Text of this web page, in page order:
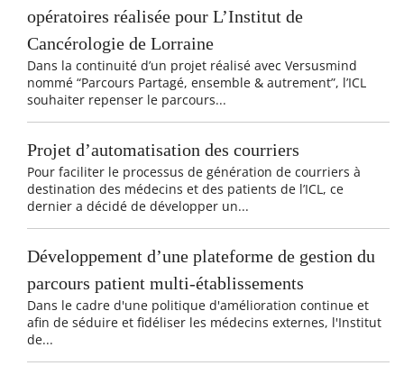
opératoires réalisée pour L’Institut de
Cancérologie de Lorraine
Dans la continuité d’un projet réalisé avec Versusmind
nommé “Parcours Partagé, ensemble & autrement”, l’ICL
souhaiter repenser le parcours...
Projet d’automatisation des courriers
Pour faciliter le processus de génération de courriers à
destination des médecins et des patients de l’ICL, ce
dernier a décidé de développer un...
Développement d’une plateforme de gestion du
parcours patient multi-établissements
Dans le cadre d'une politique d'amélioration continue et
afin de séduire et fidéliser les médecins externes, l'Institut
de...